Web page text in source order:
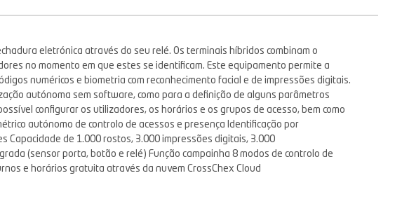
eletrónica através do seu relé. Os terminais híbridos combinam o
no momento em que estes se identificam. Este equipamento permite a
numéricos e biometria com reconhecimento facial e de impressões digitais.
autónoma sem software, como para a definição de alguns parâmetros
configurar os utilizadores, os horários e os grupos de acesso, bem como
autónomo de controlo de acessos e presença Identificação por
Capacidade de 1.000 rostos, 3.000 impressões digitais, 3.000
(sensor porta, botão e relé) Função campainha 8 modos de controlo de
e horários gratuita através da nuvem CrossChex Cloud